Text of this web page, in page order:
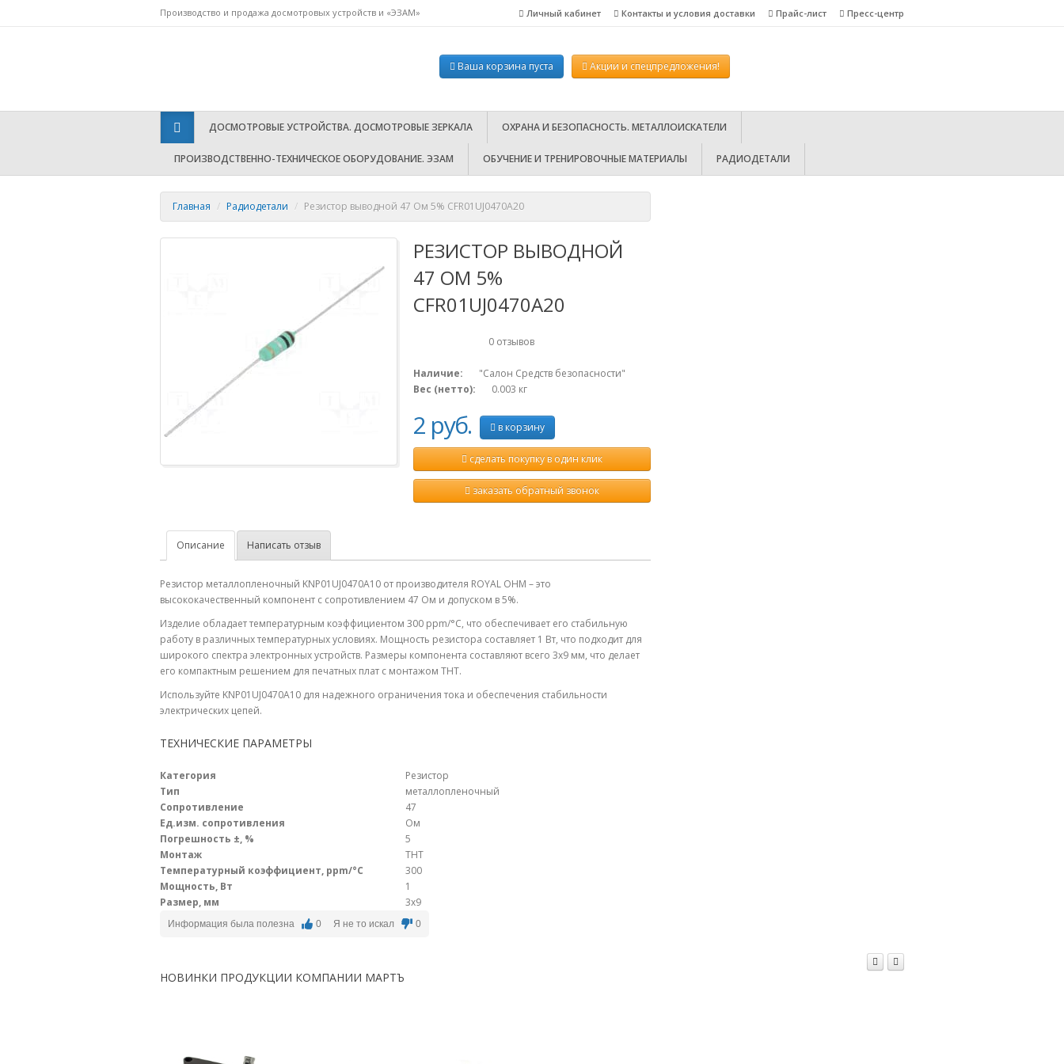
Личный кабинет Контакты и условия доставки Прайс-лист Пресс-центр
Производство и продажа досмотровых устройств и «ЭЗАМ»
Тел.: 8-800-100-18-46 (бесплатно по РФ). Пн.-пт. с 10:00-18:00.
Акциии спецпредложения!
Ваша корзина пуста
ДОСМОТРОВЫЕ УСТРОЙСТВА. ДОСМОТРОВЫЕ ЗЕРКАЛА ОХРАНА И БЕЗОПАСНОСТЬ. МЕТАЛЛОИСКАТЕЛИ
ПРОИЗВОДСТВЕННО-ТЕХНИЧЕСКОЕ ОБОРУДОВАНИЕ. ЭЗАМ ОБУЧЕНИЕ И ТРЕНИРОВОЧНЫЕ МАТЕРИАЛЫ РАДИОДЕТАЛИ
Главная / Радиодетали / Резистор выводной 47 Ом 5% CFR01UJ0470A20
РЕЗИСТОР ВЫВОДНОЙ
47 ОМ 5%
CFR01UJ0470A20
0 отзывов
Наличие:
"Салон Средств безопасности"
Вес (нетто):
0.003 кг
2 руб. в корзину
сделать покупку в один клик
заказать обратный звонок
Описание Написать отзыв
Резистор металлопленочный KNP01UJ0470A10 от производителя ROYAL OHM – это
высококачественный компонент с сопротивлением 47 Ом и допуском в 5%.
Изделие обладает температурным коэффициентом 300 ppm/°C, что обеспечивает его стабильную
работу в различных температурных условиях. Мощность резистора составляет 1 Вт, что подходит для
широкого спектра электронных устройств. Размеры компонента составляют всего 3х9 мм, что делает
его компактным решением для печатных плат с монтажом THT.
Используйте KNP01UJ0470A10 для надежного ограничения тока и обеспечения стабильности
электрических цепей.
ТЕХНИЧЕСКИЕ ПАРАМЕТРЫ
Категория
Резистор
Тип
металлопленочный
Сопротивление
47
Ед.изм. сопротивления
Ом
Погрешность ±, %
5
Монтаж
THT
Температурный коэффициент, ppm/°C
300
Мощность, Вт
1
Размер, мм
3x9
Информация была полезна 0 Я не то искал 0
НОВИНКИ ПРОДУКЦИИ КОМПАНИИ МАРТЪ